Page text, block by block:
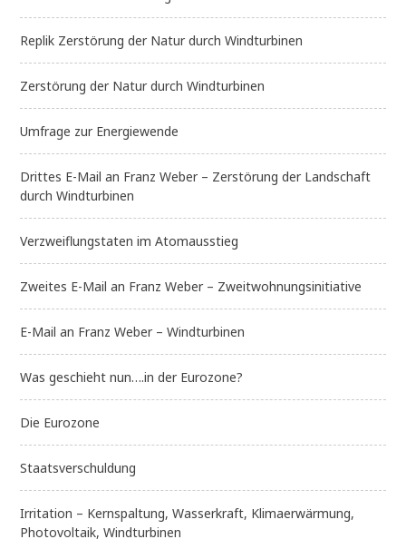
Replik Zerstörung der Natur durch Windturbinen
Zerstörung der Natur durch Windturbinen
Umfrage zur Energiewende
Drittes E-Mail an Franz Weber – Zerstörung der Landschaft
durch Windturbinen
Verzweiflungstaten im Atomausstieg
Zweites E-Mail an Franz Weber – Zweitwohnungsinitiative
E-Mail an Franz Weber – Windturbinen
Was geschieht nun….in der Eurozone?
Die Eurozone
Staatsverschuldung
Irritation – Kernspaltung, Wasserkraft, Klimaerwärmung,
Photovoltaik, Windturbinen